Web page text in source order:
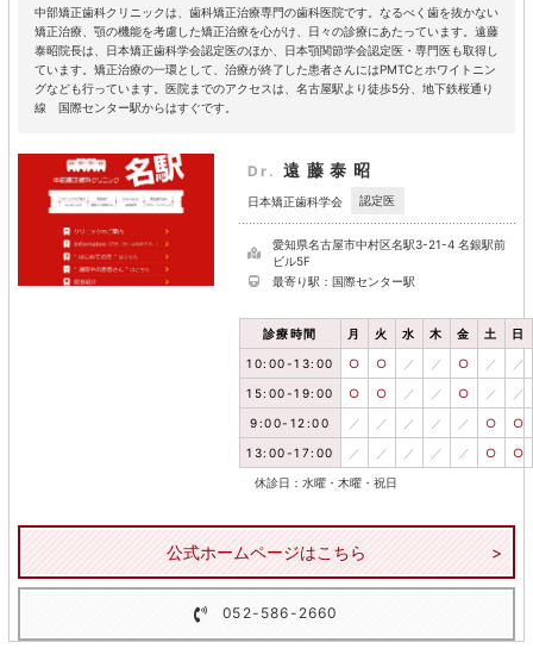
中部矯正歯科クリニックは、歯科矯正治療専門の歯科医院です。なるべく歯を抜かない
矯正治療、顎の機能を考慮した矯正治療を心がけ、日々の診療にあたっています。遠藤
泰昭院長は、日本矯正歯科学会認定医のほか、日本顎関節学会認定医・専門医も取得し
ています。矯正治療の一環として、治療が終了した患者さんにはPMTCとホワイトニン
グなども行っています。医院までのアクセスは、名古屋駅より徒歩5分、地下鉄桜通り
線 国際センター駅からはすぐです。
Dr. 遠藤泰昭
日本矯正歯科学会 認定医
愛知県名古屋市中村区名駅3-21-4 名銀駅前
ビル5F
最寄り駅：国際センター駅
診療時間 月 火 水 木 金 土 日
10:00-13:00 ○ ○ ／ ／ ○ ／ ／
15:00-19:00 ○ ○ ／ ／ ○ ／ ／
9:00-12:00 ／ ／ ／ ／ ／ ○ ○
13:00-17:00 ／ ／ ／ ／ ／ ○ ○
休診日：水曜・木曜・祝日
公式ホームページはこちら
052-586-2660